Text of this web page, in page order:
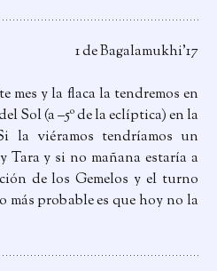
1 de Bagalamukhi’17
mes y la flaca la tendremos en
Sol (a –5º de la eclíptica) en la
la viéramos tendríamos un
y si no mañana estaría a
de los Gemelos y el turno
más probable es que hoy no la